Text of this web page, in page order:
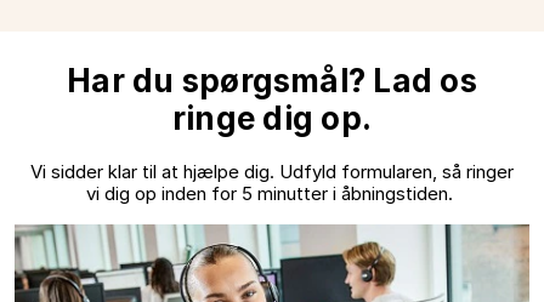
Har du spørgsmål? Lad os
ringe dig op.
Vi sidder klar til at hjælpe dig. Udfyld formularen, så ringer
vi dig op inden for 5 minutter i åbningstiden.